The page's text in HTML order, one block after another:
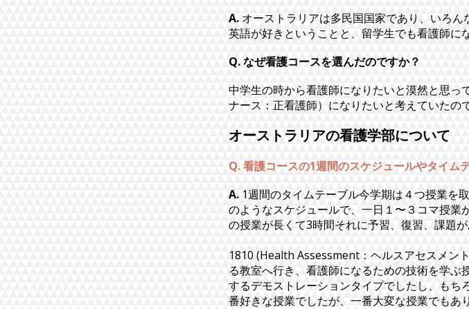
A. オーストラリアは多民国国家であり、いろ
英語が好きということと、留学生でも看護師に
Q. なぜ看護コースを選んだのですか？
中学生の時から看護師になりたいと漠然と思っ
ナース：正看護師）になりたいと考えていたの
オーストラリアの看護学部について
Q. 看護コースの1週間のスケジュールやタイム
A. 1週間のタイムテーブル今学期は４つ授業を
のようなスケジュールで、一日１〜３コマ授
の授業が長くて3時間それに予習、復習、課題
1810 (Health Assessment：ヘルスアセスメン
る教室へ行き、看護師になるための技術を学ぶ
するデモストレーションタイプでしたし、も
番好きな授業でしたが、一番大変な授業でもあ